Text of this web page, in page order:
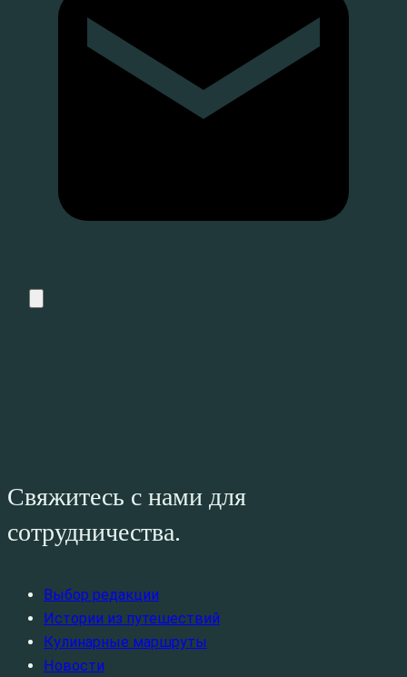
Свяжитесь с нами для
сотрудничества.
Выбор редакции
Истории из путешествий
Кулинарные маршруты
Новости